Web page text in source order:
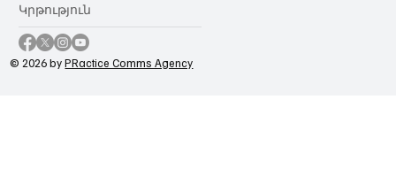
Կրթություն
© 2026 byPRactice Comms Agency